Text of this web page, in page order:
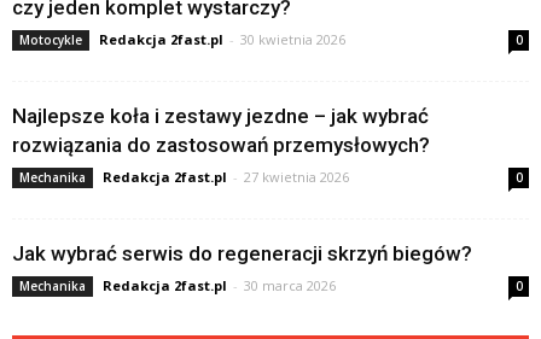
czy jeden komplet wystarczy?
Motocykle Redakcja 2fast.pl - 30 kwietnia 2026 0
Najlepsze koła i zestawy jezdne – jak wybrać
rozwiązania do zastosowań przemysłowych?
Mechanika Redakcja 2fast.pl - 27 kwietnia 2026 0
Jak wybrać serwis do regeneracji skrzyń biegów?
Mechanika Redakcja 2fast.pl - 30 marca 2026 0